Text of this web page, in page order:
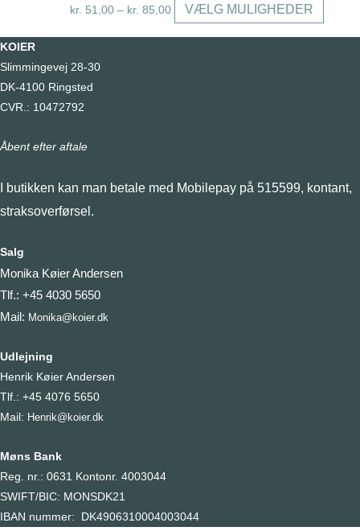
kr. 51,00– kr. 85,00 VÆLG MULIGHEDER
vare
KOIER
Slimmingevej 28-30
DK-4100 Ringsted
CVR.: 10472792
Åbent efter aftale
I butikken kan man betale med Mobilepay på 515599, kontant,
straksoverførsel.
Salg
Monika Køier Andersen
Tlf.: +45 4030 5650
Mail: Monika@koier.dk
Udlejning
Henrik Køier Andersen
Tlf.: +45 4076 5650
Mail: Henrik@koier.dk
Møns Bank
Reg. nr.: 0631 Kontonr. 4003044
SWIFT/BIC: MONSDK21
IBAN nummer: DK4906310004003044